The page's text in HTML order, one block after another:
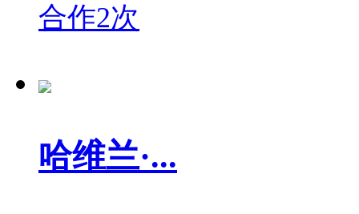
合作2次
哈维兰·...